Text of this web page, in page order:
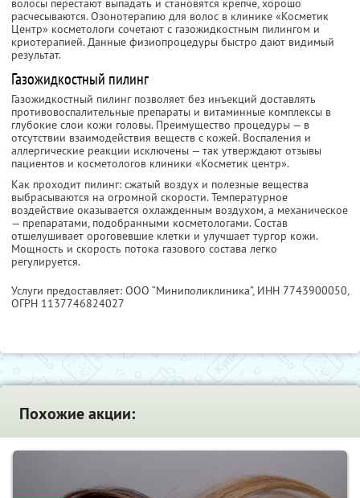
волосы перестают выпадать и становятся крепче, хорошо
расчесываются. Озонотерапию для волос в клинике «Косметик
Центр» косметологи сочетают с газожидкостным пилингом и
криотерапией. Данные физиопроцедуры быстро дают видимый
результат.
Газожидкостный пилинг
Газожидкостный пилинг позволяет без инъекций доставлять
противовоспалительные препараты и витаминные комплексы в
глубокие слои кожи головы. Преимущество процедуры — в
отсутствии взаимодействия веществ с кожей. Воспаления и
аллергические реакции исключены — так утверждают отзывы
пациентов и косметологов клиники «Косметик центр».
Как проходит пилинг: сжатый воздух и полезные вещества
выбрасываются на огромной скорости. Температурное
воздействие оказывается охлажденным воздухом, а механическое
— препаратами, подобранными косметологами. Состав
отшелушивает ороговевшие клетки и улучшает тургор кожи.
Мощность и скорость потока газового состава легко
регулируется.
Услуги предоставляет: ООО “Миниполиклиника”, ИНН 7743900050,
ОГРН 1137746824027
Похожие акции: